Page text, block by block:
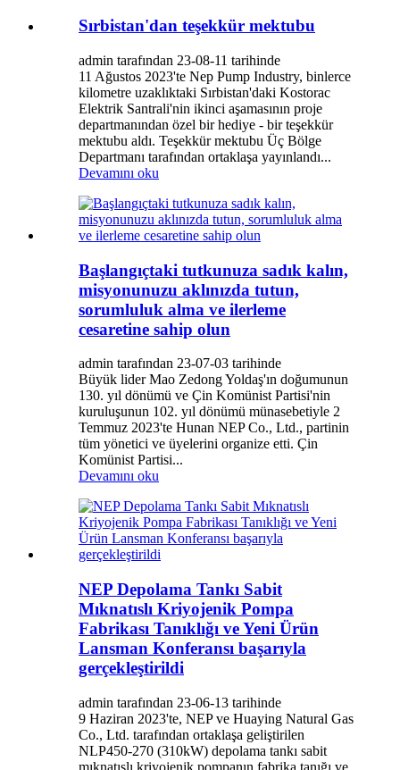
Sırbistan'dan teşekkür mektubu
admin tarafından 23-08-11 tarihinde
11 Ağustos 2023'te Nep Pump Industry, binlerce
kilometre uzaklıktaki Sırbistan'daki Kostorac
Elektrik Santrali'nin ikinci aşamasının proje
departmanından özel bir hediye - bir teşekkür
mektubu aldı. Teşekkür mektubu Üç Bölge
Departmanı tarafından ortaklaşa yayınlandı...
Devamını oku
Başlangıçtaki tutkunuza sadık kalın,
misyonunuzu aklınızda tutun,
sorumluluk alma ve ilerleme
cesaretine sahip olun
admin tarafından 23-07-03 tarihinde
Büyük lider Mao Zedong Yoldaş'ın doğumunun
130. yıl dönümü ve Çin Komünist Partisi'nin
kuruluşunun 102. yıl dönümü münasebetiyle 2
Temmuz 2023'te Hunan NEP Co., Ltd., partinin
tüm yönetici ve üyelerini organize etti. Çin
Komünist Partisi...
Devamını oku
NEP Depolama Tankı Sabit
Mıknatıslı Kriyojenik Pompa
Fabrikası Tanıklığı ve Yeni Ürün
Lansman Konferansı başarıyla
gerçekleştirildi
admin tarafından 23-06-13 tarihinde
9 Haziran 2023'te, NEP ve Huaying Natural Gas
Co., Ltd. tarafından ortaklaşa geliştirilen
NLP450-270 (310kW) depolama tankı sabit
mıknatıslı kriyojenik pompanın fabrika tanığı ve